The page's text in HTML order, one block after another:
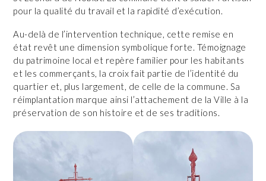
pour la qualité du travail et la rapidité d’exécution.
Au-delà de l’intervention technique, cette remise en
état revêt une dimension symbolique forte. Témoignage
du patrimoine local et repère familier pour les habitants
et les commerçants, la croix fait partie de l’identité du
quartier et, plus largement, de celle de la commune. Sa
réimplantation marque ainsi l’attachement de la Ville à la
préservation de son histoire et de ses traditions.